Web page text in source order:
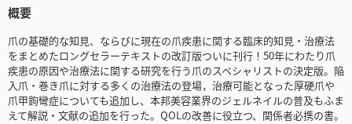
概要
爪の基礎的な知見、ならびに現在の爪疾患に関する臨床的知見・治療法
をまとめたロングセラーテキストの改訂版ついに刊行！50年にわたり爪
疾患の原因や治療法に関する研究を行う爪のスペシャリストの決定版。陥
入爪・巻き爪に対する多くの治療法の登場，治療可能となった厚硬爪や
爪甲鉤彎症についても追加し、本邦美容業界のジェルネイルの普及もふま
えて解説・文献の追加を行った。QOLの改善に役立つ、関係者必携の書。